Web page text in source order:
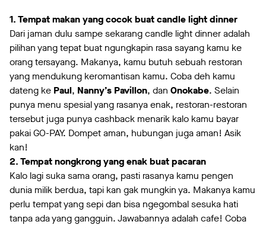
1. Tempat makan yang cocok buat candle light dinner
Dari jaman dulu sampe sekarang candle light dinner adalah
pilihan yang tepat buat ngungkapin rasa sayang kamu ke
orang tersayang. Makanya, kamu butuh sebuah restoran
yang mendukung keromantisan kamu. Coba deh kamu
dateng ke Paul, Nanny’s Pavillon, dan Onokabe. Selain
punya menu spesial yang rasanya enak, restoran-restoran
tersebut juga punya cashback menarik kalo kamu bayar
pakai GO-PAY. Dompet aman, hubungan juga aman! Asik
kan!
2. Tempat nongkrong yang enak buat pacaran
Kalo lagi suka sama orang, pasti rasanya kamu pengen
dunia milik berdua, tapi kan gak mungkin ya. Makanya kamu
perlu tempat yang sepi dan bisa ngegombal sesuka hati
tanpa ada yang gangguin. Jawabannya adalah cafe! Coba